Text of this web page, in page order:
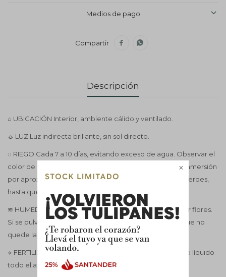

Medios de pago
 
Descripción
⌂ UBICACIÓN Interior, ambiente cálido y ventilado.
☼ LUZ Luz indirecta brillante, sin sol directo.
◌ RIEGO Cada 7 a 10 días, evitando exceso de agua. Observar el
color de raíces, cuando están blanquicientas regar en inmersión
por aprox 5 o 10 minutos, notar que pasan a estar bien verdes,
hasta que no vuelvan a quedar blanquicientas no regar.
≋ HUMEDAD Media a alta, se puede pulverizar sin mojar flores.
Si se pulverizan hojas deben de estar ventiladas para que no
quede la humedad y oree rápidamente.
⟡ FERTILIZACIÓN Cada 15 días con fertilizante específico líquido
todo el año.